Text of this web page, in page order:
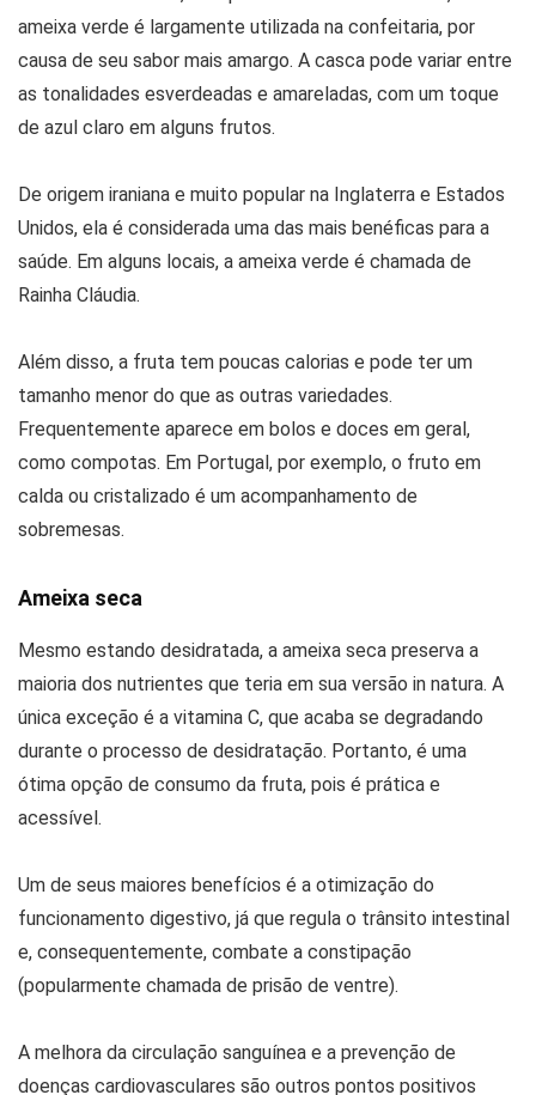
ameixa verde é largamente utilizada na confeitaria, por
causa de seu sabor mais amargo. A casca pode variar entre
as tonalidades esverdeadas e amareladas, com um toque
de azul claro em alguns frutos.
De origem iraniana e muito popular na Inglaterra e Estados
Unidos, ela é considerada uma das mais benéficas para a
saúde. Em alguns locais, a ameixa verde é chamada de
Rainha Cláudia.
Além disso, a fruta tem poucas calorias e pode ter um
tamanho menor do que as outras variedades.
Frequentemente aparece em bolos e doces em geral,
como compotas. Em Portugal, por exemplo, o fruto em
calda ou cristalizado é um acompanhamento de
sobremesas.
Ameixa seca
Mesmo estando desidratada, a ameixa seca preserva a
maioria dos nutrientes que teria em sua versão in natura. A
única exceção é a vitamina C, que acaba se degradando
durante o processo de desidratação. Portanto, é uma
ótima opção de consumo da fruta, pois é prática e
acessível.
Um de seus maiores benefícios é a otimização do
funcionamento digestivo, já que regula o trânsito intestinal
e, consequentemente, combate a constipação
(popularmente chamada de prisão de ventre).
A melhora da circulação sanguínea e a prevenção de
doenças cardiovasculares são outros pontos positivos